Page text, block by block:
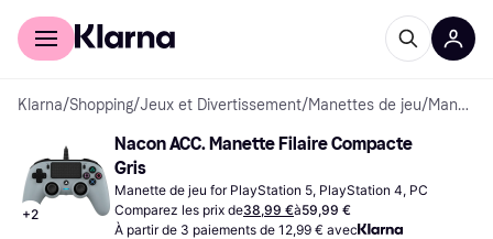
Acheter avec Klarna
Klarna/Shopping/Jeux et Divertissement/Manettes de jeu/ Manettes de jeu
+2
Nacon ACC. Manette Filaire Compacte
Gris
Manette de jeu for PlayStation 5, PlayStation 4, PC
Comparez les prix de38,99 €à59,99 €
À partir de 3 paiements de 12,99 € avec